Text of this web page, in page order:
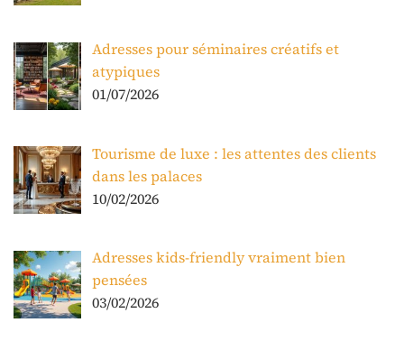
Adresses pour séminaires créatifs et
atypiques
01/07/2026
Tourisme de luxe : les attentes des clients
dans les palaces
10/02/2026
Adresses kids-friendly vraiment bien
pensées
03/02/2026